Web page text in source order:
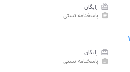
card_giftcard رایگان
assignment پاسخنامه تستی
card_giftcard رایگان
assignment پاسخنامه تستی